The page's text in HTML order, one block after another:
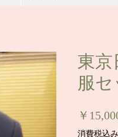
東京
服セ
￥
消費税込み